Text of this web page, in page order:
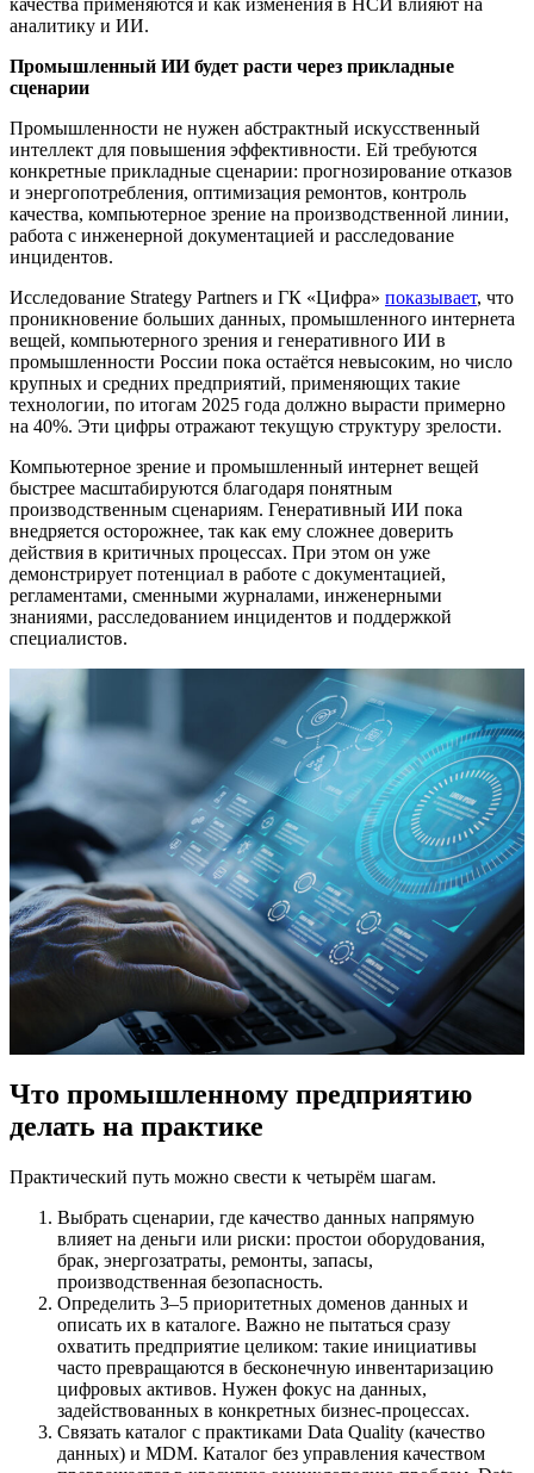
аналитику и ИИ.
Промышленный ИИ будет расти через прикладные
сценарии
Промышленности не нужен абстрактный искусственный
интеллект для повышения эффективности. Ей требуются
конкретные прикладные сценарии: прогнозирование отказов
и энергопотребления, оптимизация ремонтов, контроль
качества, компьютерное зрение на производственной линии,
работа с инженерной документацией и расследование
инцидентов.
Исследование Strategy Partners и ГК «Цифра» показывает, что
проникновение больших данных, промышленного интернета
вещей, компьютерного зрения и генеративного ИИ в
промышленности России пока остаётся невысоким, но число
крупных и средних предприятий, применяющих такие
технологии, по итогам 2025 года должно вырасти примерно
на 40%. Эти цифры отражают текущую структуру зрелости.
Компьютерное зрение и промышленный интернет вещей
быстрее масштабируются благодаря понятным
производственным сценариям. Генеративный ИИ пока
внедряется осторожнее, так как ему сложнее доверить
действия в критичных процессах. При этом он уже
демонстрирует потенциал в работе с документацией,
регламентами, сменными журналами, инженерными
знаниями, расследованием инцидентов и поддержкой
специалистов.
Что промышленному предприятию
делать на практике
Практический путь можно свести к четырём шагам.
Выбрать сценарии, где качество данных напрямую
влияет на деньги или риски: простои оборудования,
брак, энергозатраты, ремонты, запасы,
производственная безопасность.
Определить 3–5 приоритетных доменов данных и
описать их в каталоге. Важно не пытаться сразу
охватить предприятие целиком: такие инициативы
часто превращаются в бесконечную инвентаризацию
цифровых активов. Нужен фокус на данных,
задействованных в конкретных бизнес-процессах.
Связать каталог с практиками Data Quality (качество
данных) и MDM. Каталог без управления качеством